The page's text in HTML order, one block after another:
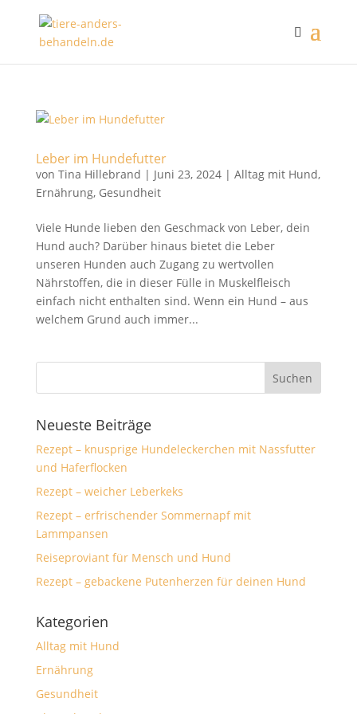
Leber im Hundefutter
von Tina Hillebrand | Juni 23, 2024| Alltag mit Hund,
Ernährung, Gesundheit
Viele Hunde lieben den Geschmack von Leber, dein
Hund auch? Darüber hinaus bietet die Leber
unseren Hunden auch Zugang zu wertvollen
Nährstoffen, die in dieser Fülle in Muskelfleisch
einfach nicht enthalten sind. Wenn ein Hund – aus
welchem Grund auch immer...
Neueste Beiträge
Rezept – knusprige Hundeleckerchen mit Nassfutter
und Haferflocken
Rezept – weicher Leberkeks
Rezept – erfrischender Sommernapf mit
Lammpansen
Reiseproviant für Mensch und Hund
Rezept – gebackene Putenherzen für deinen Hund
Kategorien
Alltag mit Hund
Ernährung
Gesundheit